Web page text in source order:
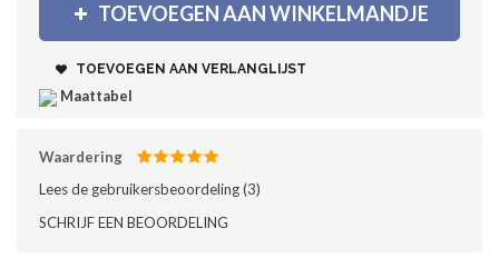
TOEVOEGEN AAN WINKELMANDJE
TOEVOEGEN AAN VERLANGLIJST
Maattabel
Waardering
Lees de gebruikersbeoordeling (3)‎
SCHRIJF EEN BEOORDELING